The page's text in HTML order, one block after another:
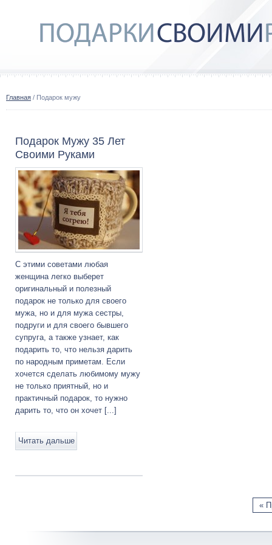
Главная / Подарок мужу
Подарок Мужу 35 Лет
Своими Руками
С этими советами любая
женщина легко выберет
оригинальный и полезный
подарок не только для своего
мужа, но и для мужа сестры,
подруги и для своего бывшего
супруга, а также узнает, как
подарить то, что нельзя дарить
по народным приметам. Если
хочется сделать любимому мужу
не только приятный, но и
практичный подарок, то нужно
дарить то, что он хочет [...]
Читать дальше
«